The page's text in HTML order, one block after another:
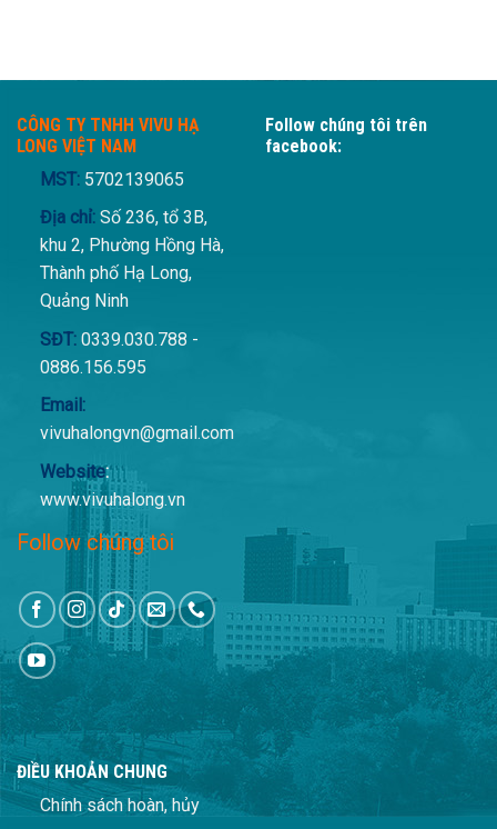
CÔNG TY TNHH VIVU HẠ
LONG VIỆT NAM
MST: 5702139065
Địa chỉ:Số 236, tổ 3B,
khu 2, Phường Hồng Hà,
Thành phố Hạ Long,
Quảng Ninh
SĐT:0339.030.788 -
0886.156.595
Email:
vivuhalongvn@gmail.com
Website:
www.vivuhalong.vn
Follow chúng tôi
Follow chúng tôi trên
facebook:
ĐIỀU KHOẢN CHUNG
Chính sách hoàn, hủy